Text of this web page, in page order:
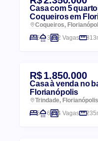
Casa com 5
Coqueiros em
Coqueiros,
5
3 2 Vagas
R$ 1.850.000
Casa à venda no
Florianópolis
Trindade, Florianópolis
5
6 4 Vagas